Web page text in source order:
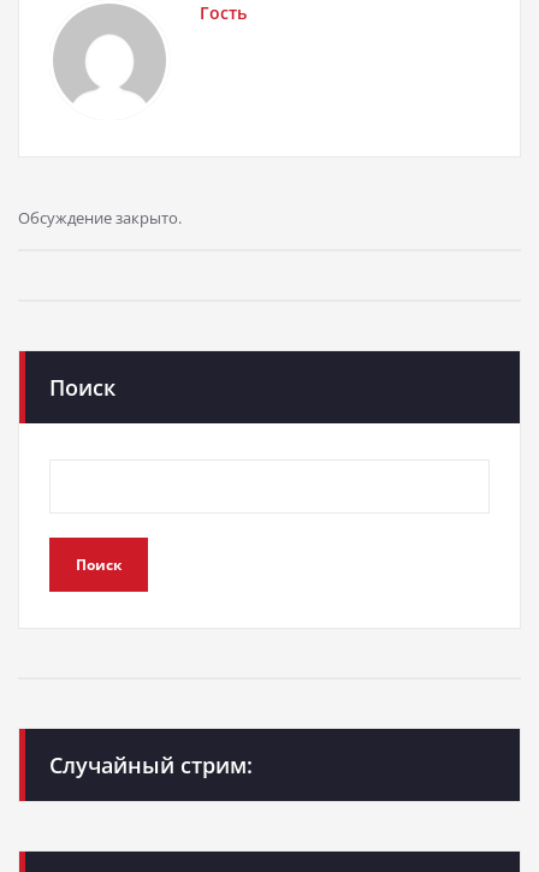
Гость
Обсуждение закрыто.
Поиск
Поиск
Случайный стрим: